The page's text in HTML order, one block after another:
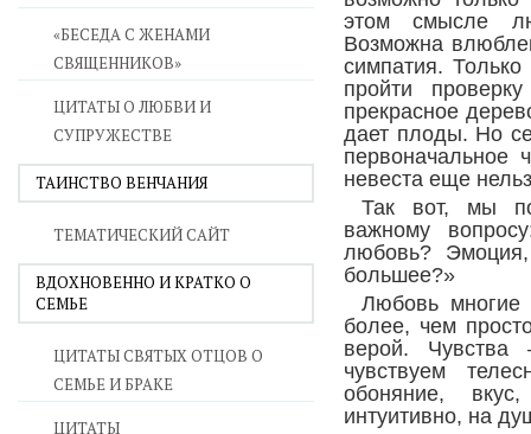
«БЕСЕДА С ЖЕНАМИ
СВЯЩЕННИКОВ»
ЦИТАТЫ О ЛЮБВИ И
СУПРУЖЕСТВЕ
ТАИНСТВО ВЕНЧАНИЯ
ТЕМАТИЧЕСКИЙ САЙТ
ВДОХНОВЕННО И КРАТКО О
СЕМЬЕ
ЦИТАТЫ СВЯТЫХ ОТЦОВ О
СЕМЬЕ И БРАКЕ
ЦИТАТЫ
этом смысле
Возможна
симпатия.
пройти
прекрасное
дает плоды. Но
первоначальное
невеста еще
Так вот, мы
важному
любовь?
большее?»
Любовь многие
более, чем
верой.
чувствуем
обоняние,
интуитивно, на